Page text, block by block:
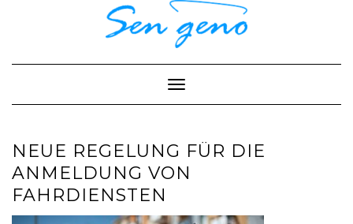
Toggle Navigation
NEUE REGELUNG FÜR DIE
ANMELDUNG VON
FAHRDIENSTEN